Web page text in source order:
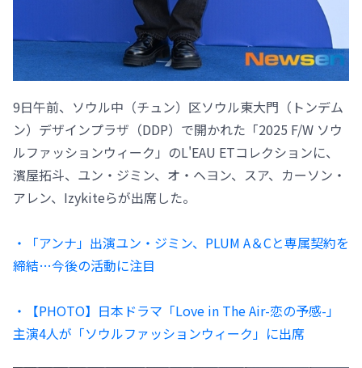
9日午前、ソウル中（チュン）区ソウル東大門（トンデム
ン）デザインプラザ（DDP）で開かれた「2025 F/W ソウ
ルファッションウィーク」のL'EAU ETコレクションに、
濱屋拓斗、ユン・ジミン、オ・ヘヨン、スア、カーソン・
アレン、Izykiteらが出席した。
・「アンナ」出演ユン・ジミン、PLUM A＆Cと専属契約を
締結…今後の活動に注目
・【PHOTO】日本ドラマ「Love in The Air-恋の予感-」
主演4人が「ソウルファッションウィーク」に出席